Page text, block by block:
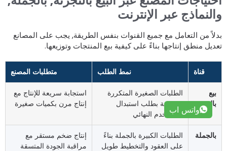
عبر الإنترنت
من التعامل مع جميع القنوات بنفس الطريقة, يجب على المصانع
منطق إنتاجها بناءً على كيفية بيع المنتجات وتوزيعها.
قناة نمط الطلب متطلبات المصنع
بالتجزئة
الطلبات الصغيرة المتكررة
مدفوعة بطلب استبدال
المستخدم النهائي
استجابة سريعة للإنتاج مع
إنتاج مرن بكميات صغيرة
بالجملة
الطلبات الكبيرة بالجملة بناءً
على العقود والتخطيط طويل
إنتاج ضخم مستقر مع
مراقبة الجودة المتسقة
واتس اب